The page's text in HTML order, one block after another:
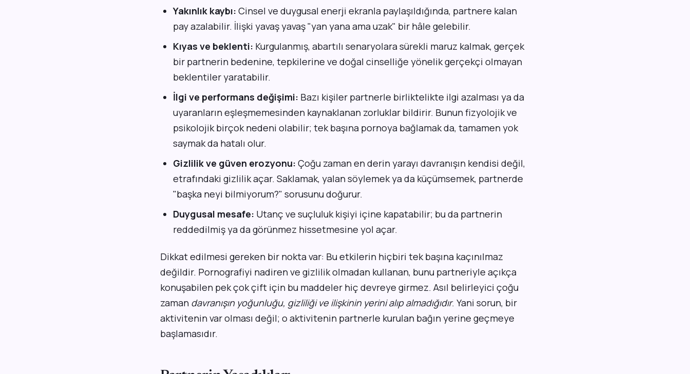
Yakınlık kaybı: Cinsel ve duygusal enerji ekranla paylaşıldığında, partnere kalan
pay azalabilir. İlişki yavaş yavaş "yan yana ama uzak" bir hâle gelebilir.
Kıyas ve beklenti: Kurgulanmış, abartılı senaryolara sürekli maruz kalmak, gerçek
bir partnerin bedenine, tepkilerine ve doğal cinselliğe yönelik gerçekçi olmayan
beklentiler yaratabilir.
İlgi ve performans değişimi: Bazı kişiler partnerle birliktelikte ilgi azalması ya da
uyaranların eşleşmemesinden kaynaklanan zorluklar bildirir. Bunun fizyolojik ve
psikolojik birçok nedeni olabilir; tek başına pornoya bağlamak da, tamamen yok
saymak da hatalı olur.
Gizlilik ve güven erozyonu: Çoğu zaman en derin yarayı davranışın kendisi değil,
etrafındaki gizlilik açar. Saklamak, yalan söylemek ya da küçümsemek, partnerde
"başka neyi bilmiyorum?" sorusunu doğurur.
Duygusal mesafe: Utanç ve suçluluk kişiyi içine kapatabilir; bu da partnerin
reddedilmiş ya da görünmez hissetmesine yol açar.
Dikkat edilmesi gereken bir nokta var: Bu etkilerin hiçbiri tek başına kaçınılmaz
değildir. Pornografiyi nadiren ve gizlilik olmadan kullanan, bunu partneriyle açıkça
konuşabilen pek çok çift için bu maddeler hiç devreye girmez. Asıl belirleyici çoğu
zaman davranışın yoğunluğu, gizliliği ve ilişkinin yerini alıp almadığıdır. Yani sorun, bir
aktivitenin var olması değil; o aktivitenin partnerle kurulan bağın yerine geçmeye
başlamasıdır.